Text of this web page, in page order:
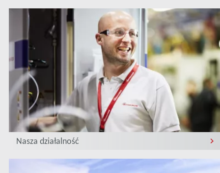
Nasza działalność